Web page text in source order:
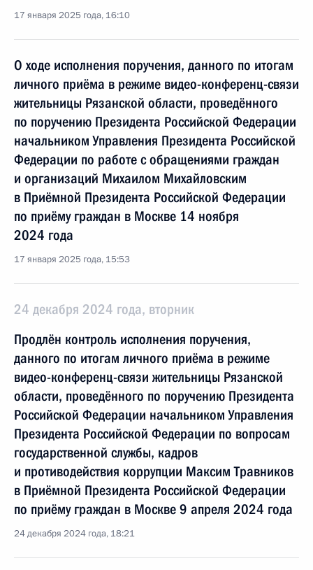
17 января 2025 года, 16:10
О ходе исполнения поручения, данного по итогам
личного приёма в режиме видео-конференц-связи
жительницы Рязанской области, проведённого
по поручению Президента Российской Федерации
начальником Управления Президента Российской
Федерации по работе с обращениями граждан
и организаций Михаилом Михайловским
в Приёмной Президента Российской Федерации
по приёму граждан в Москве 14 ноября
2024 года
17 января 2025 года, 15:53
24 декабря 2024 года, вторник
Продлён контроль исполнения поручения,
данного по итогам личного приёма в режиме
видео-конференц-связи жительницы Рязанской
области, проведённого по поручению Президента
Российской Федерации начальником Управления
Президента Российской Федерации по вопросам
государственной службы, кадров
и противодействия коррупции Максим Травников
в Приёмной Президента Российской Федерации
по приёму граждан в Москве 9 апреля 2024 года
24 декабря 2024 года, 18:21